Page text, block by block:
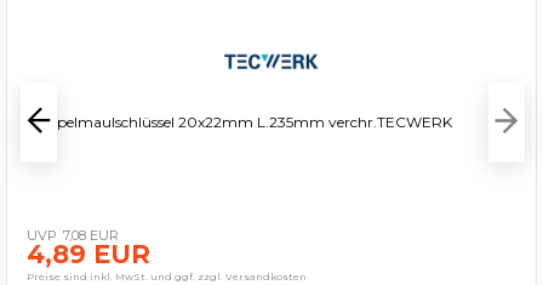
Doppelmaulschlüssel 20x22mm L.235mm verchr.TECWERK
7,08 EUR
4,89 EUR
Preise sind inkl. MwSt. und ggf. zzgl. Versandkosten